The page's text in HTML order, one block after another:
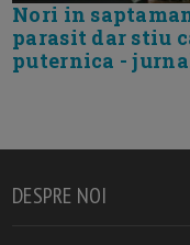
Nori in
parasit dar stiu
puternica -
DESPRE NOI